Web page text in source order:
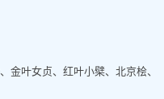
金叶女贞、红叶小檗、北京桧、